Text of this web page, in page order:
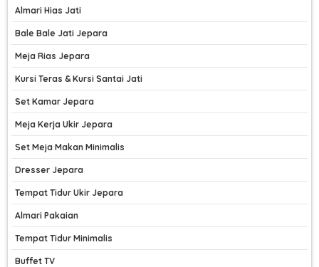
Almari Hias Jati
Bale Bale Jati Jepara
Meja Rias Jepara
Kursi Teras & Kursi Santai Jati
Set Kamar Jepara
Meja Kerja Ukir Jepara
Set Meja Makan Minimalis
Dresser Jepara
Tempat Tidur Ukir Jepara
Almari Pakaian
Tempat Tidur Minimalis
Buffet TV